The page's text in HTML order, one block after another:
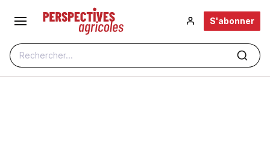
Aller au contenu principal
Rechercher...
S'abonner